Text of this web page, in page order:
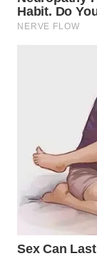
SAMOSIR
WN
CIANJUR
KEPULAUAN
SERIBU